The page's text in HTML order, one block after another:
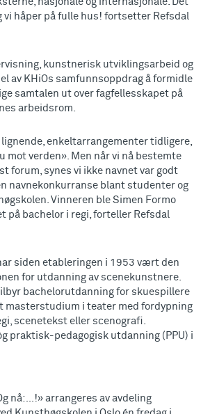
vi håper på fulle hus! fortsetter Refsdal
kunstnerisk utviklingsarbeid og
av KHiOs samfunnsoppdrag å formidle
samtalen ut over fagfellesskapet på
arbeidsrom.
enkeltarrangementer tidligere,
mot verden». Men når vi nå bestemte
forum, synes vi ikke navnet var godt
navnekonkurranse blant studenter og
Vinneren ble Simen Formo
på bachelor i regi, forteller Refsdal
siden etableringen i 1953 vært den
for utdanning av scenekunstnere.
bachelorutdanning for skuespillere
masterstudium i teater med fordypning
scenetekst eller scenografi.
praktisk-pedagogisk utdanning (PPU) i
nå:…!» arrangeres av avdeling